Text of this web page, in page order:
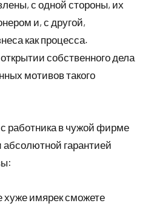
с одной стороны, их
и, с другой,
как процесса.
собственного дела
мотивов такого
работника в чужой фирме
абсолютной гарантией
хуже имярек сможете